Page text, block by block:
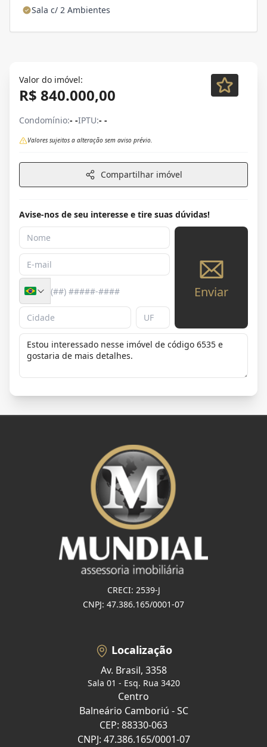
Sala c/ 2 Ambientes
Valor do imóvel:
R$ 840.000,00
Condomínio:- -IPTU:- -
Valores sujeitos a alteração sem aviso prévio.
Compartilhar imóvel
Avise-nos de seu interesse e tire suas dúvidas!
Enviar
CRECI: 2539-J
CNPJ: 47.386.165/0001-07
Localização
Av. Brasil, 3358
Sala 01 - Esq. Rua 3420
Centro
Balneário Camboriú - SC
CEP: 88330-063
CNPJ: 47.386.165/0001-07